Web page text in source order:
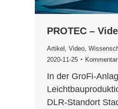
PROTEC –
Artikel Video
2020-11-25
In der GroFi-
DLR-Standort